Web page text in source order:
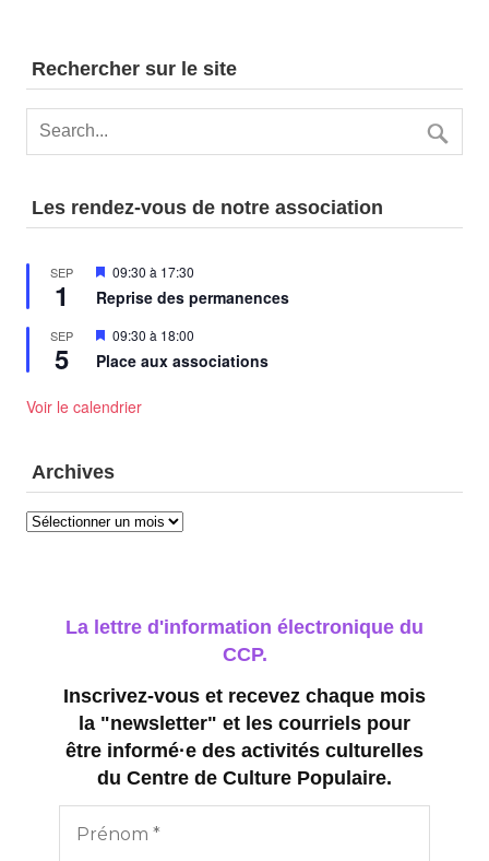
Rechercher sur le site
Les rendez-vous de notre association
SEP
1
Mis
avant
09:30 à 17:30
Reprise des permanences
SEP
5
Mis
avant
09:30 à 18:00
Place aux associations
Voir le calendrier
Archives
Archives
La lettre d'information électronique du
CCP.
Inscrivez-vous et recevez chaque mois
la "newsletter" et les courriels pour
être informé·e des activités culturelles
du Centre de Culture Populaire.